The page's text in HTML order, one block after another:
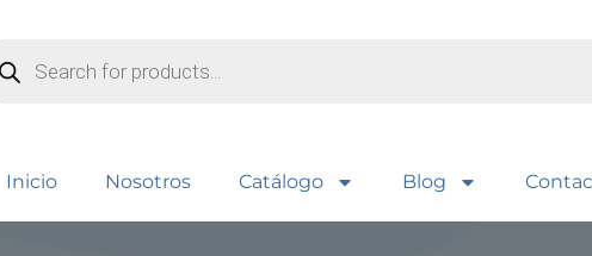
Inicio Nosotros Catálogo Blog